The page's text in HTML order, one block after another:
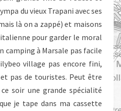
du vieux Trapani avec ses
là on a zappé) et maisons
pour garder le moral
camping à Marsale pas facile
village pas encore fini,
pas de touristes. Peut être
soir une grande spécialité
je tape dans ma cassette